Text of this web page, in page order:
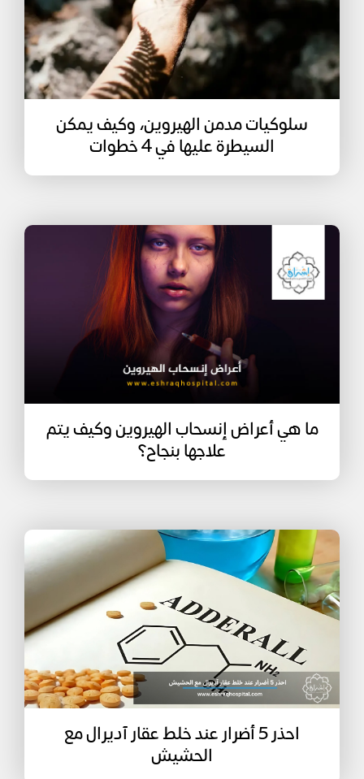
سلوكيات مدمن الهيروين، وكيف يمكن
السيطرة عليها في 4 خطوات
ما هي أعراض إنسحاب الهيروين وكيف يتم
علاجها بنجاح؟
احذر 5 أضرار عند خلط عقار آديرال مع
الحشيش